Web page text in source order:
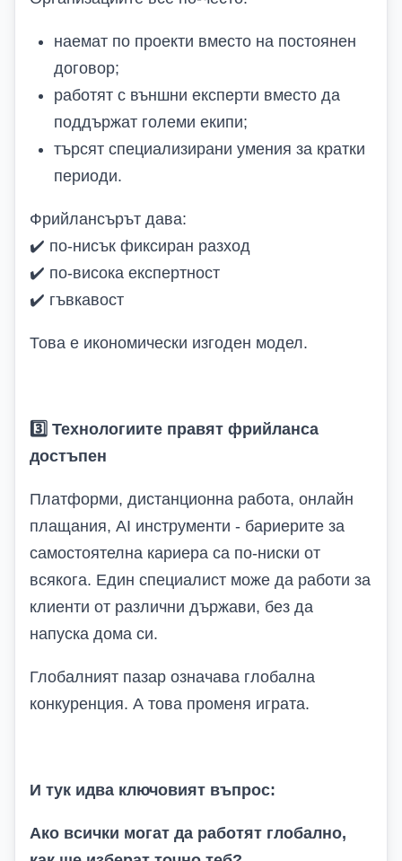
наемат по проекти вместо на постоянен
договор;
работят с външни експерти вместо да
поддържат големи екипи;
търсят специализирани умения за кратки
периоди.
Фрийлансърът дава:
✔️ по-нисък фиксиран разход
✔️ по-висока експертност
✔️ гъвкавост
Това е икономически изгоден модел.
3️ Технологиите правят фрийланса
достъпен
Платформи, дистанционна работа, онлайн
плащания, AI инструменти - бариерите за
самостоятелна кариера са по-ниски от
всякога. Един специалист може да работи за
клиенти от различни държави, без да
напуска дома си.
Глобалният пазар означава глобална
конкуренция. А това променя играта.
И тук идва ключовият въпрос:
Ако всички могат да работят глобално,